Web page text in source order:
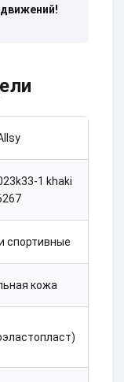
1 khaki
спортивные
кожа